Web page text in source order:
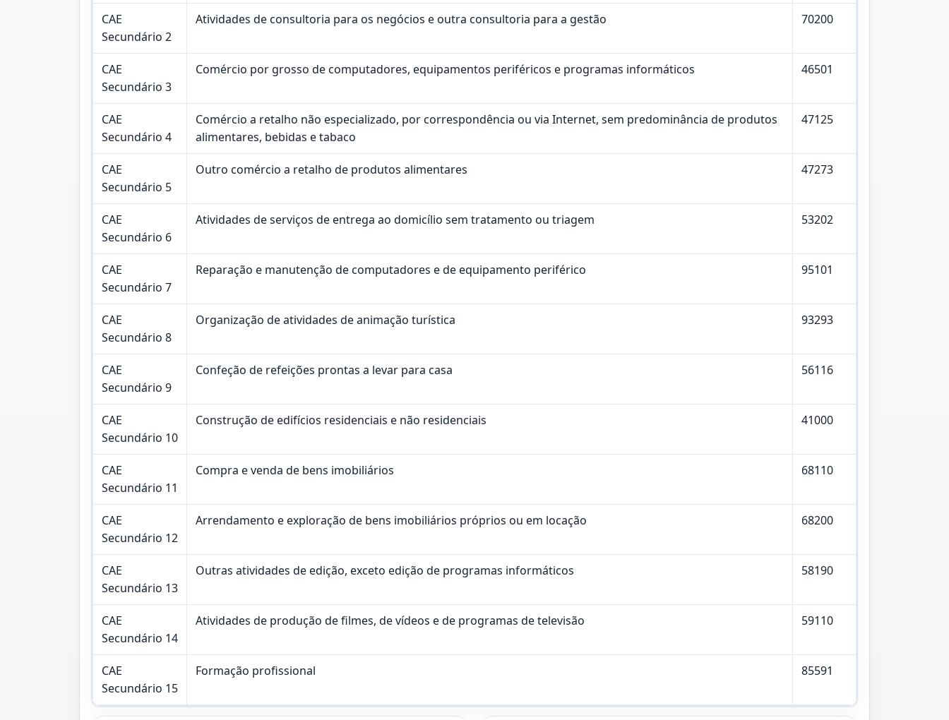
CAE
Secundário 2
Atividades de consultoria para os negócios e outra consultoria para a gestão 70200
CAE
Secundário 3
Comércio por grosso de computadores, equipamentos periféricos e programas informáticos 46501
CAE
Secundário 4
Comércio a retalho não especializado, por correspondência ou via Internet, sem predominância de produtos
alimentares, bebidas e tabaco
47125
CAE
Secundário 5
Outro comércio a retalho de produtos alimentares 47273
CAE
Secundário 6
Atividades de serviços de entrega ao domicílio sem tratamento ou triagem 53202
CAE
Secundário 7
Reparação e manutenção de computadores e de equipamento periférico 95101
CAE
Secundário 8
Organização de atividades de animação turística 93293
CAE
Secundário 9
Confeção de refeições prontas a levar para casa 56116
CAE
Secundário 10
Construção de edifícios residenciais e não residenciais 41000
CAE
Secundário 11
Compra e venda de bens imobiliários 68110
CAE
Secundário 12
Arrendamento e exploração de bens imobiliários próprios ou em locação 68200
CAE
Secundário 13
Outras atividades de edição, exceto edição de programas informáticos 58190
CAE
Secundário 14
Atividades de produção de filmes, de vídeos e de programas de televisão 59110
CAE
Secundário 15
Formação profissional 85591